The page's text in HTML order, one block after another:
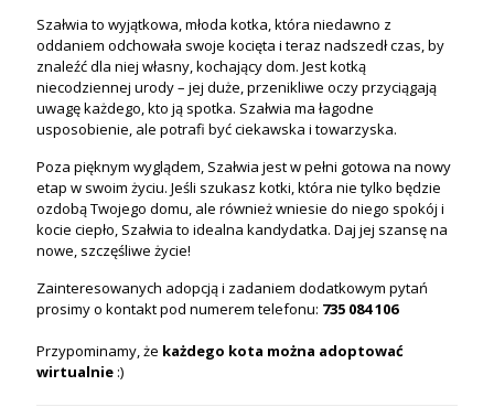
Szałwia to wyjątkowa, młoda kotka, która niedawno z
oddaniem odchowała swoje kocięta i teraz nadszedł czas, by
znaleźć dla niej własny, kochający dom. Jest kotką
niecodziennej urody – jej duże, przenikliwe oczy przyciągają
uwagę każdego, kto ją spotka. Szałwia ma łagodne
usposobienie, ale potrafi być ciekawska i towarzyska.
Poza pięknym wyglądem, Szałwia jest w pełni gotowa na nowy
etap w swoim życiu. Jeśli szukasz kotki, która nie tylko będzie
ozdobą Twojego domu, ale również wniesie do niego spokój i
kocie ciepło, Szałwia to idealna kandydatka. Daj jej szansę na
nowe, szczęśliwe życie!
Zainteresowanych adopcją i zadaniem dodatkowym pytań
prosimy o kontakt pod numerem telefonu: 735 084 106
Przypominamy, że każdego kota można adoptować
wirtualnie :)